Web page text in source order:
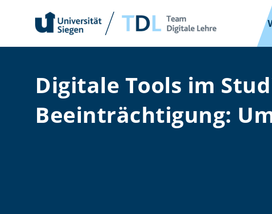
springen
Digitale Tools im
Beeinträchtigung: